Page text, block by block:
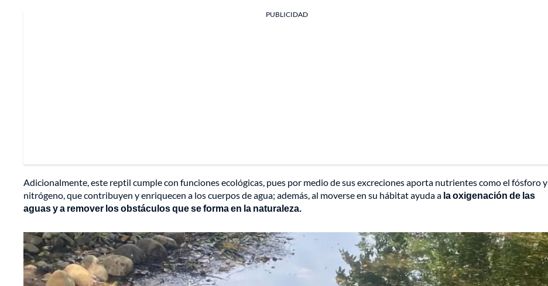
PUBLICIDAD
Adicionalmente, este reptil cumple con funciones ecológicas, pues por medio de sus excreciones aporta nutrientes como el fósforo y
nitrógeno, que contribuyen y enriquecen a los cuerpos de agua; además, al moverse en su hábitat ayuda a la oxigenación de las
aguas y a remover los obstáculos que se forma en la naturaleza.